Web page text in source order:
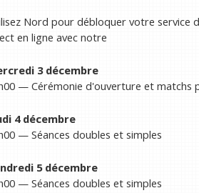
Nord pour débloquer votre service
en ligne avec notre
3 décembre
— Cérémonie d'ouverture et matchs
4 décembre
— Séances doubles et simples
5 décembre
— Séances doubles et simples